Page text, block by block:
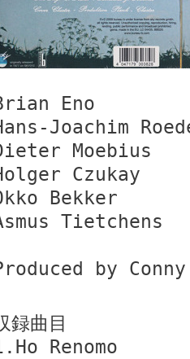
Eno
Joachim
Moebius
Czukay
Bekker
Tietchens
by
録曲目
Renomo